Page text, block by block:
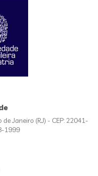
Janeiro (RJ) - CEP: 22041-
1999